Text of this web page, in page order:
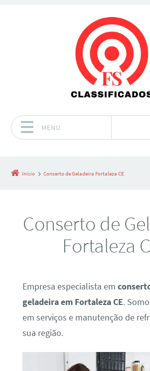
MENU
Início Conserto de Geladeira Fortaleza CE
Conserto de
Fortaleza
Empresa especialista em
geladeira em Fortaleza CE.
em serviços e manutenção de
sua região.